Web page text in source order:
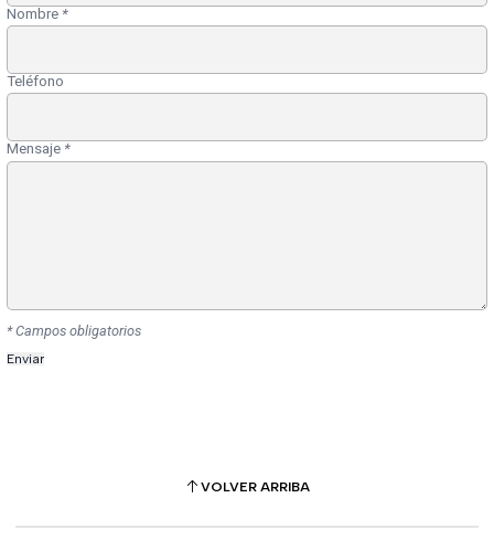
Nombre *
Teléfono
Mensaje *
* Campos obligatorios
VOLVER ARRIBA